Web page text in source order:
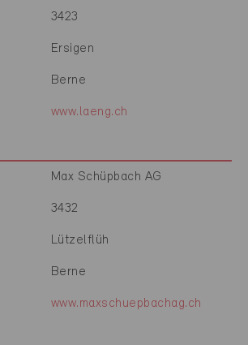
3423
Ersigen
Berne
www.laeng.ch
Max Schüpbach AG
3432
Lützelflüh
Berne
www.maxschuepbachag.ch